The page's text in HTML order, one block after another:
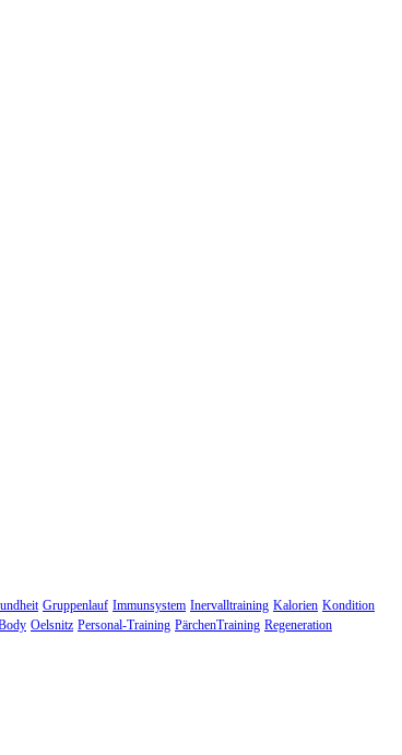
Gruppenlauf Immunsystem Inervalltraining Kalorien Kondition
Oelsnitz Personal-Training PärchenTraining Regeneration